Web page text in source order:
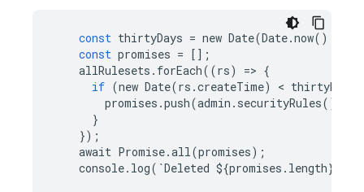
const thirtyDays = new Date(Date.now()
const promises = [];
allRulesets . forEach((rs) => {
if (new Date(rs .createTime) < thirtyDays
promises .push(admin . securityRules()
}
});
await Promise.all(promises);
console. log( `Deleted ${promises . length}